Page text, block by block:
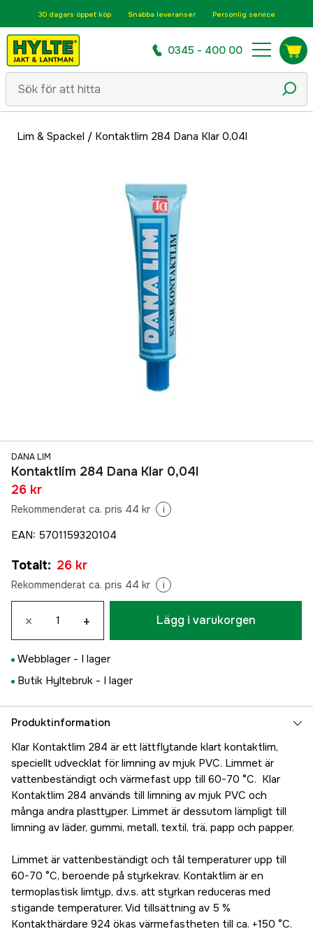
30 dagars öppet köp Snabba leveranser Personlig service
0345 - 400 00
Lim & Spackel / Kontaktlim 284 Dana Klar 0,04l
DANA LIM
Kontaktlim 284 Dana Klar 0,04l
26 kr
Rekommenderat ca. pris 44 kr i
EAN: 5701159320104
Totalt: 26 kr
Rekommenderat ca. pris 44 kr i
× + Lägg i varukorgen
Webblager - I lager
Butik Hyltebruk - I lager
Produktinformation
Klar Kontaktlim 284 är ett lättflytande klart kontaktlim,
speciellt udvecklat för limning av mjuk PVC. Limmet är
vattenbeständigt och värmefast upp till 60-70 °C. Klar
Kontaktlim 284 används till limning av mjuk PVC och
många andra plasttyper. Limmet är dessutom lämpligt till
limning av läder, gummi, metall, textil, trä, papp och papper.
Limmet är vattenbeständigt och tål temperaturer upp till
60-70 °C, beroende på styrkekrav. Kontaktlim är en
termoplastisk limtyp, d.v.s. att styrkan reduceras med
stigande temperaturer. Vid tillsättning av 5 %
Kontakthärdare 924 ökas värmefastheten till ca. +150 °C.